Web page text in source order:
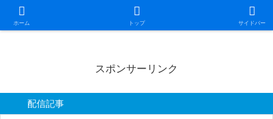
ホーム トップ サイドバー
日本第一！ニュース録
スポンサーリンク
配信記事